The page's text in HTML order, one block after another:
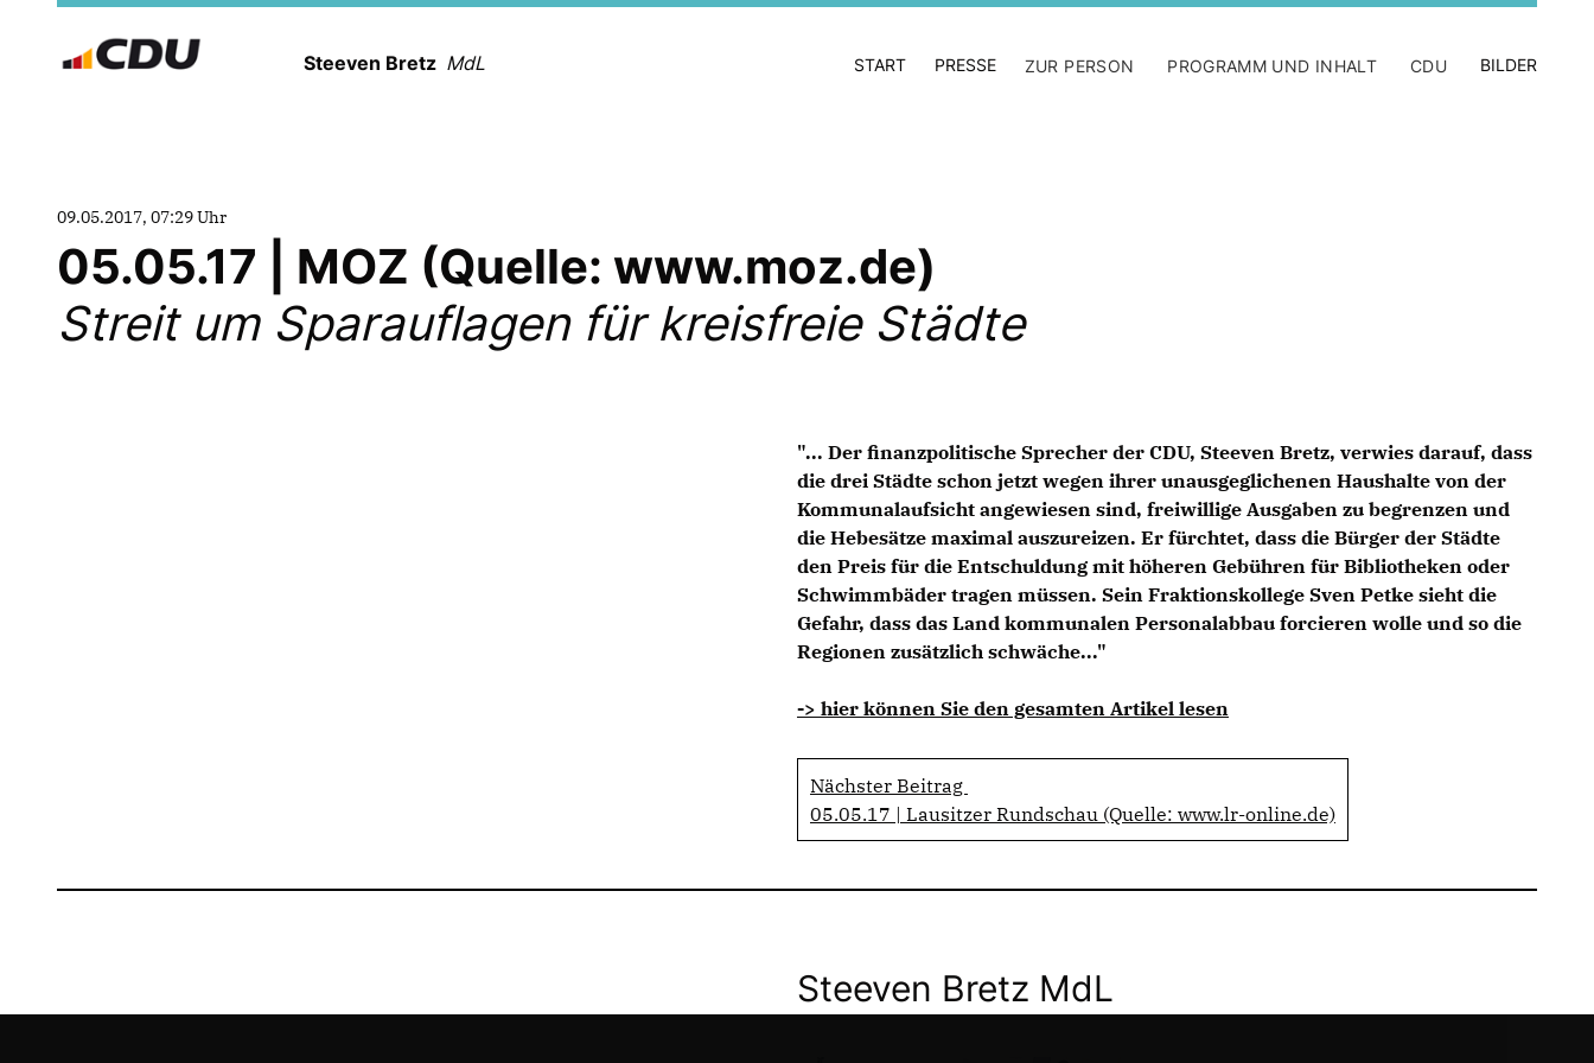
Steeven Bretz MdL START PRESSE ZUR PERSON PROGRAMM UND INHALT CDU BILDER
09.05.2017, 07:29 Uhr
05.05.17 | MOZ (Quelle: www.moz.de)
Streit um Sparauflagen für kreisfreie Städte
"... Der finanzpolitische Sprecher der CDU, Steeven Bretz, verwies darauf, dass
die drei Städte schon jetzt wegen ihrer unausgeglichenen Haushalte von der
Kommunalaufsicht angewiesen sind, freiwillige Ausgaben zu begrenzen und
die Hebesätze maximal auszureizen. Er fürchtet, dass die Bürger der Städte
den Preis für die Entschuldung mit höheren Gebühren für Bibliotheken oder
Schwimmbäder tragen müssen. Sein Fraktionskollege Sven Petke sieht die
Gefahr, dass das Land kommunalen Personalabbau forcieren wolle und so die
Regionen zusätzlich schwäche..."
-> hier können Sie den gesamten Artikel lesen
Nächster Beitrag
05.05.17 | Lausitzer Rundschau (Quelle: www.lr-online.de)
Steeven Bretz MdL